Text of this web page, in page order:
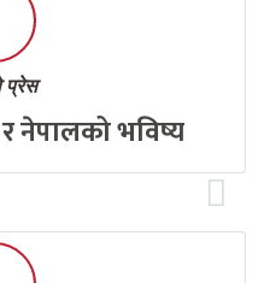
नेपालको भविष्य